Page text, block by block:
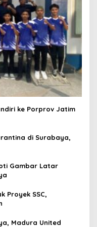
ke Porprov Jatim
di Surabaya,
Gambar Latar
Proyek SSC,
Madura United